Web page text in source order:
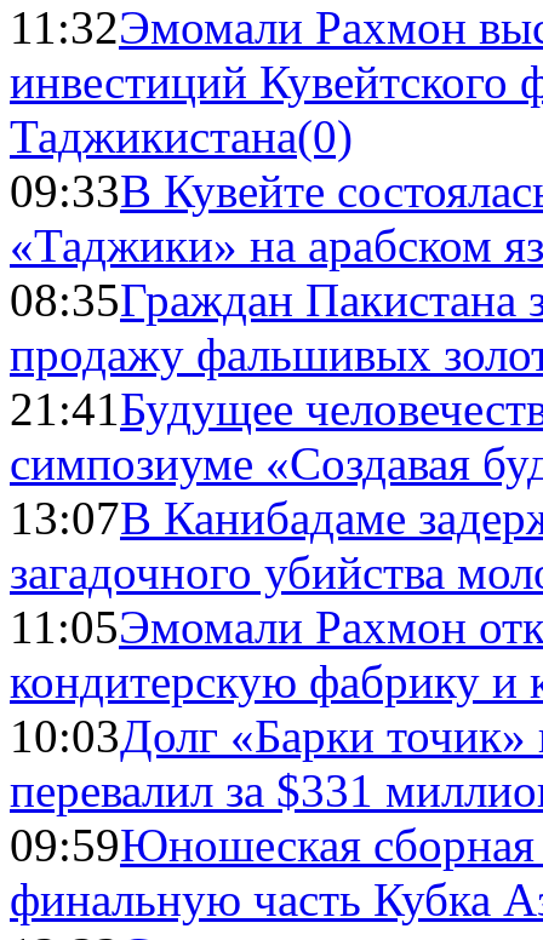
11:32Эмомали Рахмон
инвестиций Кувейтского
Таджикистана(0)
09:33В Кувейте
«Таджики» на арабском
08:35Граждан Пакистана
продажу фальшивых
21:41Будущее
симпозиуме «Создавая
13:07В Канибадаме
загадочного убийства
11:05Эмомали Рахмон
кондитерскую фабрику и
10:03Долг «Барки
перевалил за $331
09:59Юношеская
финальную часть Кубка